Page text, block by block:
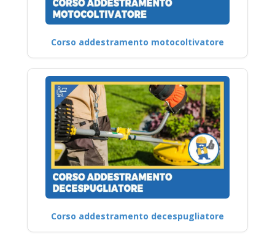
Corso addestramento motocoltivatore
Corso addestramento decespugliatore